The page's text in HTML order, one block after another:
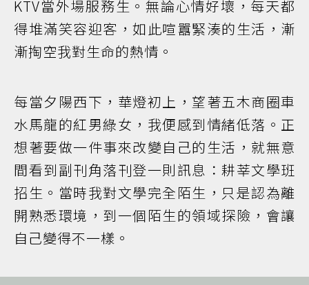
KTV當外場服務生。無論心情好壞，每天都
得堆滿笑容迎客，如此喧囂緊湊的生活，漸
漸掏空我對生命的熱情。
每當夕陽西下，華燈初上，望著五木商圈車
水馬龍的紅男綠女，我便感到情緒低落。正
想著要做一件事來改變自己的生活，就無意
間看到副刊角落刊登一則訊息：耕莘文學班
招生。當時我對文學完全陌生，只是認為離
開熟悉環境，到一個陌生的領域探險，會讓
自己變得不一樣。